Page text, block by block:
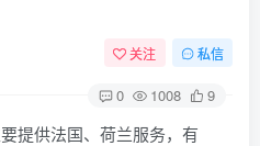
关注 私信
0 1008 9
提供法国、荷兰服务，有